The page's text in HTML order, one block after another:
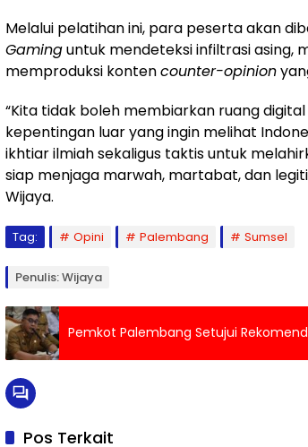
Melalui pelatihan ini, para peserta akan
Gaminguntuk mendeteksi infiltrasi asing,
memproduksi kontencounter-opinion
“Kita tidak boleh membiarkan ruang
kepentingan luar yang ingin melihat
ikhtiar ilmiah sekaligus taktis untuk
siap menjaga marwah, martabat, dan
Wijaya.
Tag: Opini Palembang Sumsel
Penulis: Wijaya
Pemkot Palembang Setujui
Pos Terkait